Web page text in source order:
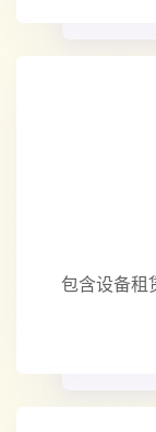
包含设备租